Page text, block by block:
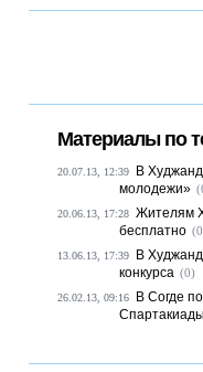
Материалы по
20.07.13, 12:39
В
молодежи»
20.06.13, 17:28 Жителям
бесплатно
13.06.13, 17:39
В
конкурса (0)
26.02.13, 09:16
В Согде